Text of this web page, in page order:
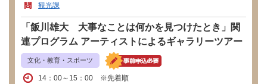
観光課
「飯川雄大 大事なことは何かを見つけたとき」関
連プログラム アーティストによるギャラリーツアー
文化・教育・スポーツ
14：00～15：00 ※先着順